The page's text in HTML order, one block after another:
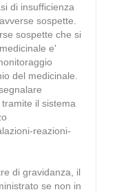
di insufficienza
sospette.
sospette che si
e'
del medicinale.
il sistema
reazioni-
di gravidanza, il
se non in